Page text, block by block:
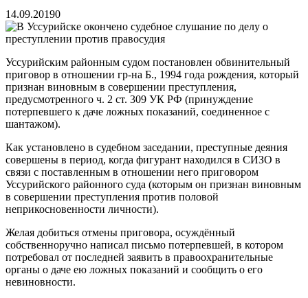
Аксенов Александр Валентинович
Русинов Денис Александрович15.03.2026
14.09.20190
Уссурийским районным судом постановлен обвинительный
приговор в отношении гр-на Б., 1994 года рождения, который
признан виновным в совершении преступления,
предусмотренного ч. 2 ст. 309 УК РФ (принуждение
потерпевшего к даче ложных показаний, соединенное с
шантажом).
Как установлено в судебном заседании, преступные деяния
совершены в период, когда фигурант находился в СИЗО в
связи с поставленным в отношении него приговором
Уссурийского районного суда (которым он признан виновным
в совершении преступления против половой
неприкосновенности личности).
Желая добиться отмены приговора, осуждённый
собственноручно написал письмо потерпевшей, в котором
потребовал от последней заявить в правоохранительные
органы о даче ею ложных показаний и сообщить о его
невиновности.